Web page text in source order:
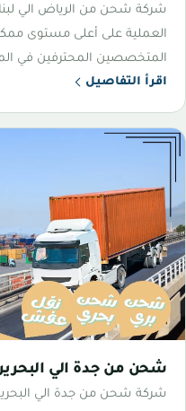
شركة شحن من الرياض الي
العملية على أعلى مستوى
المتخصصين المحترفين في
اقرأ التفاصيل
شحن من جدة الي
شركة شحن من جدة الي